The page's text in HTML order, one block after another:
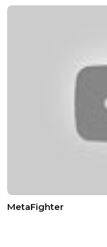
MetaFighter